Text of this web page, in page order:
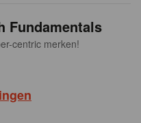
Fundamentals
centric merken!